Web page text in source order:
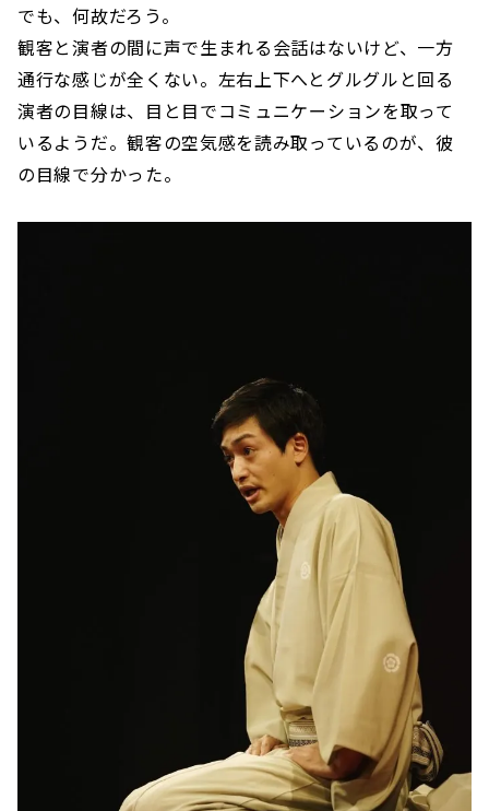
でも、何故だろう。
観客と演者の間に声で生まれる会話はないけど、一方
通行な感じが全くない。左右上下へとグルグルと回る
演者の目線は、目と目でコミュニケーションを取って
いるようだ。観客の空気感を読み取っているのが、彼
の目線で分かった。